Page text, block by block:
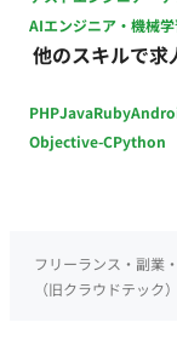
AIエンジニア・機械
他のスキルで求
PHPJavaRuby
Objective-CPython
フリーランス・副業
（旧クラウドテック）